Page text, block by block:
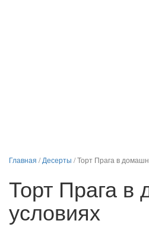
Главная /Десерты /Торт Прага в
Торт Прага в
условиях